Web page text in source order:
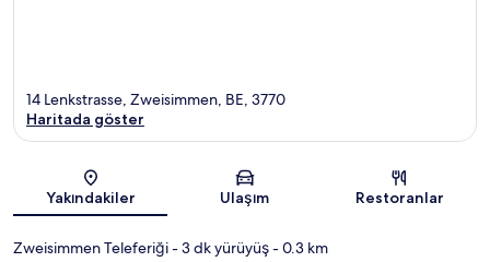
Harita
14 Lenkstrasse, Zweisimmen, BE, 3770
Haritada göster
Yakındakiler Ulaşım Restoranlar
Zweisimmen Teleferiği- 3 dk yürüyüş- 0.3 km